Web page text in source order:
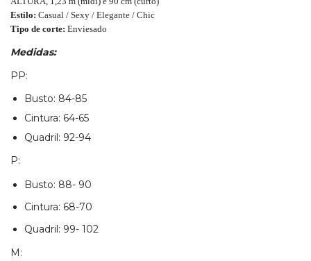
Estilo: Casual / Sexy / Elegante / Chic
Tipo de corte: Enviesado
Medidas:
PP:
Busto: 84-85
Cintura: 64-65
Quadril: 92-94
P:
Busto: 88- 90
Cintura: 68-70
Quadril: 99- 102
M: